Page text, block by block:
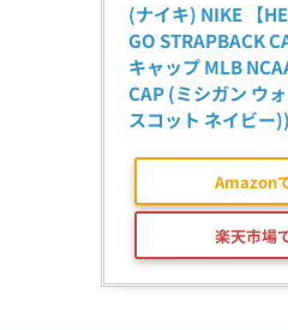
(ナイキ) NIKE 【
GO STRAPBACK
キャップ MLB
CAP (ミシガン ウ
スコット ネイビー
Amazon
楽天市場